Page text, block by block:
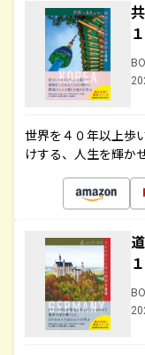
世界を４０年以上歩
けする、人生を輝か